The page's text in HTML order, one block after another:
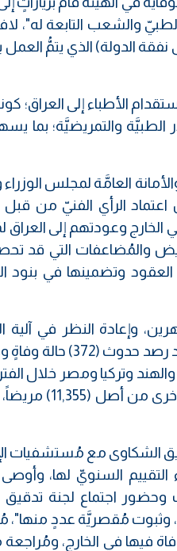
والشعب التابعة له"،
الدولة) الذي يتمُّ العمل
الأطباء إلى العراق؛
والتمريضيَّة؛ بما
العامَّة لمجلس الوزراء
الرأي الفنيّ من قبل
الخارج وعودتهم إلى العراق
والمُضاعفات التي قد
العقود وتضمينها في بنود
وإعادة النظر في آلية
المُتَّبعة؛ لتفادي كثرة الوفيات في عمليَّات الإخلاء الطبيّ مُقارنة
في (72) مُستشفى في الأردن والهند وتركيا ومصر
(2022 - 2024)، فيما بلغت وفيات عمليَّات الاستقدام (140)
الشكاوى مع مُستشفيات
السنويّ لها، وأوصى
وحضور اجتماع لجنة تدقيق
وثبوت مُقصريَّة عددٍ منها"،
فيها في الخارج، ومُراجعة